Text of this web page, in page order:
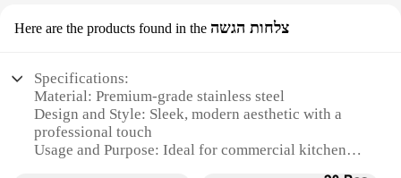
Here are the products found in the צלחות הגשה
Specifications:
Material: Premium-grade stainless steel
Design and Style: Sleek, modern aesthetic with a
professional touch
Usage and Purpose: Ideal for commercial kitchens,